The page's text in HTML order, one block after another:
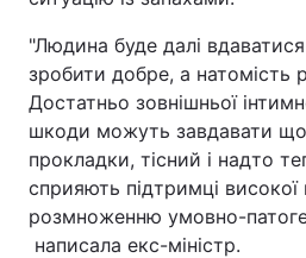
"Людина буде далі
зробити добре, а натомість
Достатньо зовнішньої
шкоди можуть завдавати
прокладки, тісний і надто
сприяють підтримці високої
розмноженню умовно-
написала екс-міністр.